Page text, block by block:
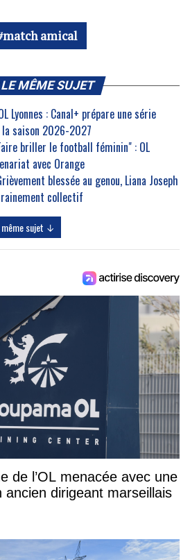
match amical
LE MÊME SUJET
Lyonnes : Canal+ prépare une série
saison 2026-2027
briller le football féminin" : OL
avec Orange
blessée au genou, Liana Joseph
collectif
sujet ↓
de l’OL menacée avec une
dirigeant marseillais